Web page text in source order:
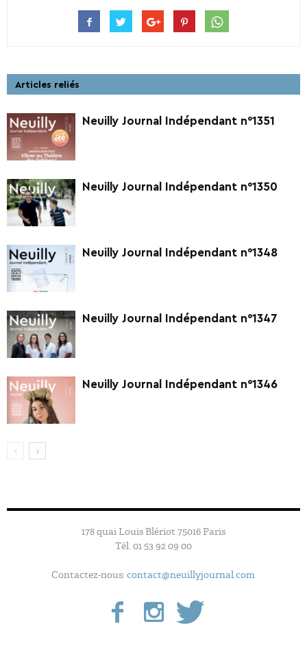
Articles reliés
Neuilly Journal Indépendant n°1351
Neuilly Journal Indépendant n°1350
Neuilly Journal Indépendant n°1348
Neuilly Journal Indépendant n°1347
Neuilly Journal Indépendant n°1346
178 quai Louis Blériot 75016 Paris
Tél. 01 53 92 09 00
Contactez-nous:contact@neuillyjournal.com